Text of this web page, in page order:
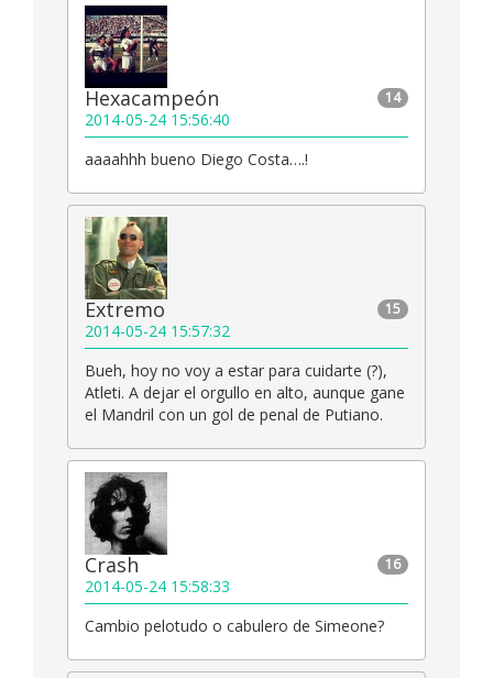
14
Hexacampeón
2014-05-24 15:56:40
aaaahhh bueno Diego Costa….!
15
Extremo
2014-05-24 15:57:32
Bueh, hoy no voy a estar para cuidarte (?),
Atleti. A dejar el orgullo en alto, aunque gane
el Mandril con un gol de penal de Putiano.
16
Crash
2014-05-24 15:58:33
Cambio pelotudo o cabulero de Simeone?